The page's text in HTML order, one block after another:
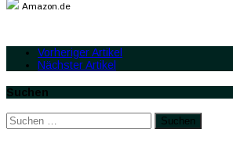
Amazon.de
Vorheriger Artikel
Nächster Artikel
Suchen
Suchen
nach: